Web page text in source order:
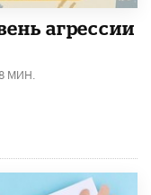
агрессии
МИН.